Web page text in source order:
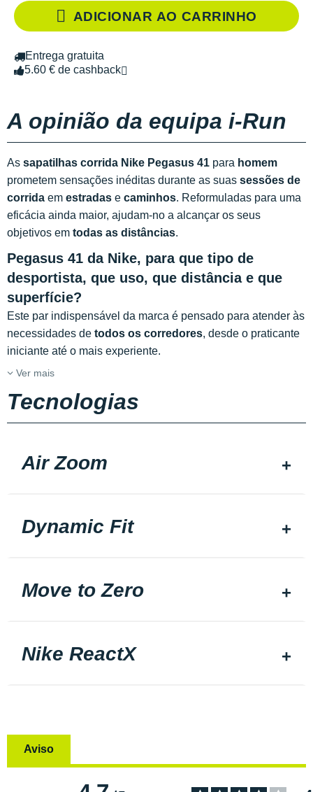
ADICIONAR AO CARRINHO
Entrega gratuita
5.60 € de cashback
A opinião da equipa i-Run
As sapatilhas corrida Nike Pegasus 41 para homem
prometem sensações inéditas durante as suas sessões de
corrida em estradas e caminhos. Reformuladas para uma
eficácia ainda maior, ajudam-no a alcançar os seus
objetivos em todas as distâncias.
Pegasus 41 da Nike, para que tipo de
desportista, que uso, que distância e que
superfície?
Este par indispensável da marca é pensado para atender às
necessidades de todos os corredores, desde o praticante
iniciante até o mais experiente.
Ver mais
Tecnologias
Air Zoom
Dynamic Fit
Move to Zero
Nike ReactX
Aviso